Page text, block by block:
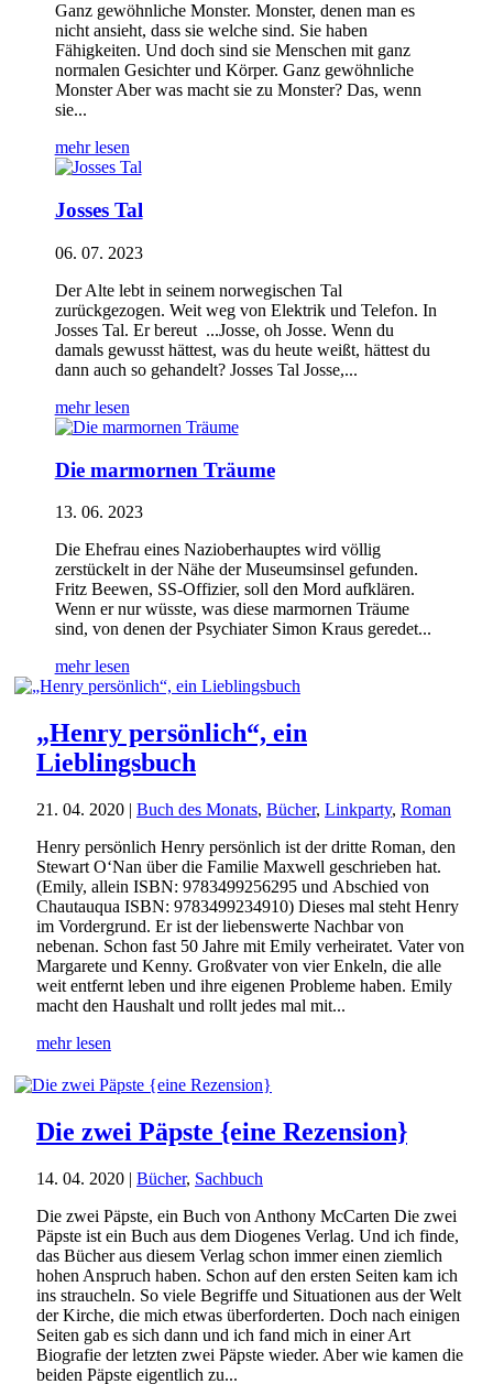
Ganz gewöhnliche Monster. Monster, denen man es
nicht ansieht, dass sie welche sind. Sie haben
Fähigkeiten. Und doch sind sie Menschen mit ganz
normalen Gesichter und Körper. Ganz gewöhnliche
Monster Aber was macht sie zu Monster? Das, wenn
sie...
mehr lesen
Josses Tal
06. 07. 2023
Der Alte lebt in seinem norwegischen Tal
zurückgezogen. Weit weg von Elektrik und Telefon. In
Josses Tal. Er bereut ...Josse, oh Josse. Wenn du
damals gewusst hättest, was du heute weißt, hättest du
dann auch so gehandelt? Josses Tal Josse,...
mehr lesen
Die marmornen Träume
13. 06. 2023
Die Ehefrau eines Nazioberhauptes wird völlig
zerstückelt in der Nähe der Museumsinsel gefunden.
Fritz Beewen, SS-Offizier, soll den Mord aufklären.
Wenn er nur wüsste, was diese marmornen Träume
sind, von denen der Psychiater Simon Kraus geredet...
mehr lesen
„Henry persönlich“, ein
Lieblingsbuch
21. 04. 2020 | Buch des Monats, Bücher, Linkparty, Roman
Henry persönlich Henry persönlich ist der dritte Roman, den
Stewart O‘Nan über die Familie Maxwell geschrieben hat.
(Emily, allein ISBN: 9783499256295 und Abschied von
Chautauqua ISBN: 9783499234910) Dieses mal steht Henry
im Vordergrund. Er ist der liebenswerte Nachbar von
nebenan. Schon fast 50 Jahre mit Emily verheiratet. Vater von
Margarete und Kenny. Großvater von vier Enkeln, die alle
weit entfernt leben und ihre eigenen Probleme haben. Emily
macht den Haushalt und rollt jedes mal mit...
mehr lesen
Die zwei Päpste {eine Rezension}
14. 04. 2020 | Bücher, Sachbuch
Die zwei Päpste, ein Buch von Anthony McCarten Die zwei
Päpste ist ein Buch aus dem Diogenes Verlag. Und ich finde,
das Bücher aus diesem Verlag schon immer einen ziemlich
hohen Anspruch haben. Schon auf den ersten Seiten kam ich
ins straucheln. So viele Begriffe und Situationen aus der Welt
der Kirche, die mich etwas überforderten. Doch nach einigen
Seiten gab es sich dann und ich fand mich in einer Art
Biografie der letzten zwei Päpste wieder. Aber wie kamen die
beiden Päpste eigentlich zu...